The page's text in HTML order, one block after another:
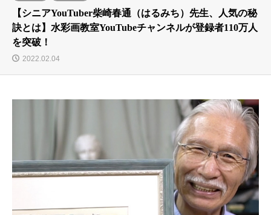
【シニアYouTuber柴崎春通（はるみち）先生、人気の秘
訣とは】水彩画教室YouTubeチャンネルが登録者110万人
を突破！
2022.02.04